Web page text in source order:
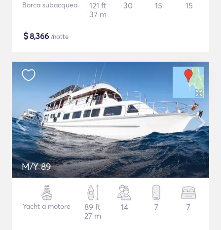
Barca subacquea
121 ft
37 m
30 15 15
$8,366 /notte
M/Y 89
Yacht a motore
89 ft
27 m
14 7 7